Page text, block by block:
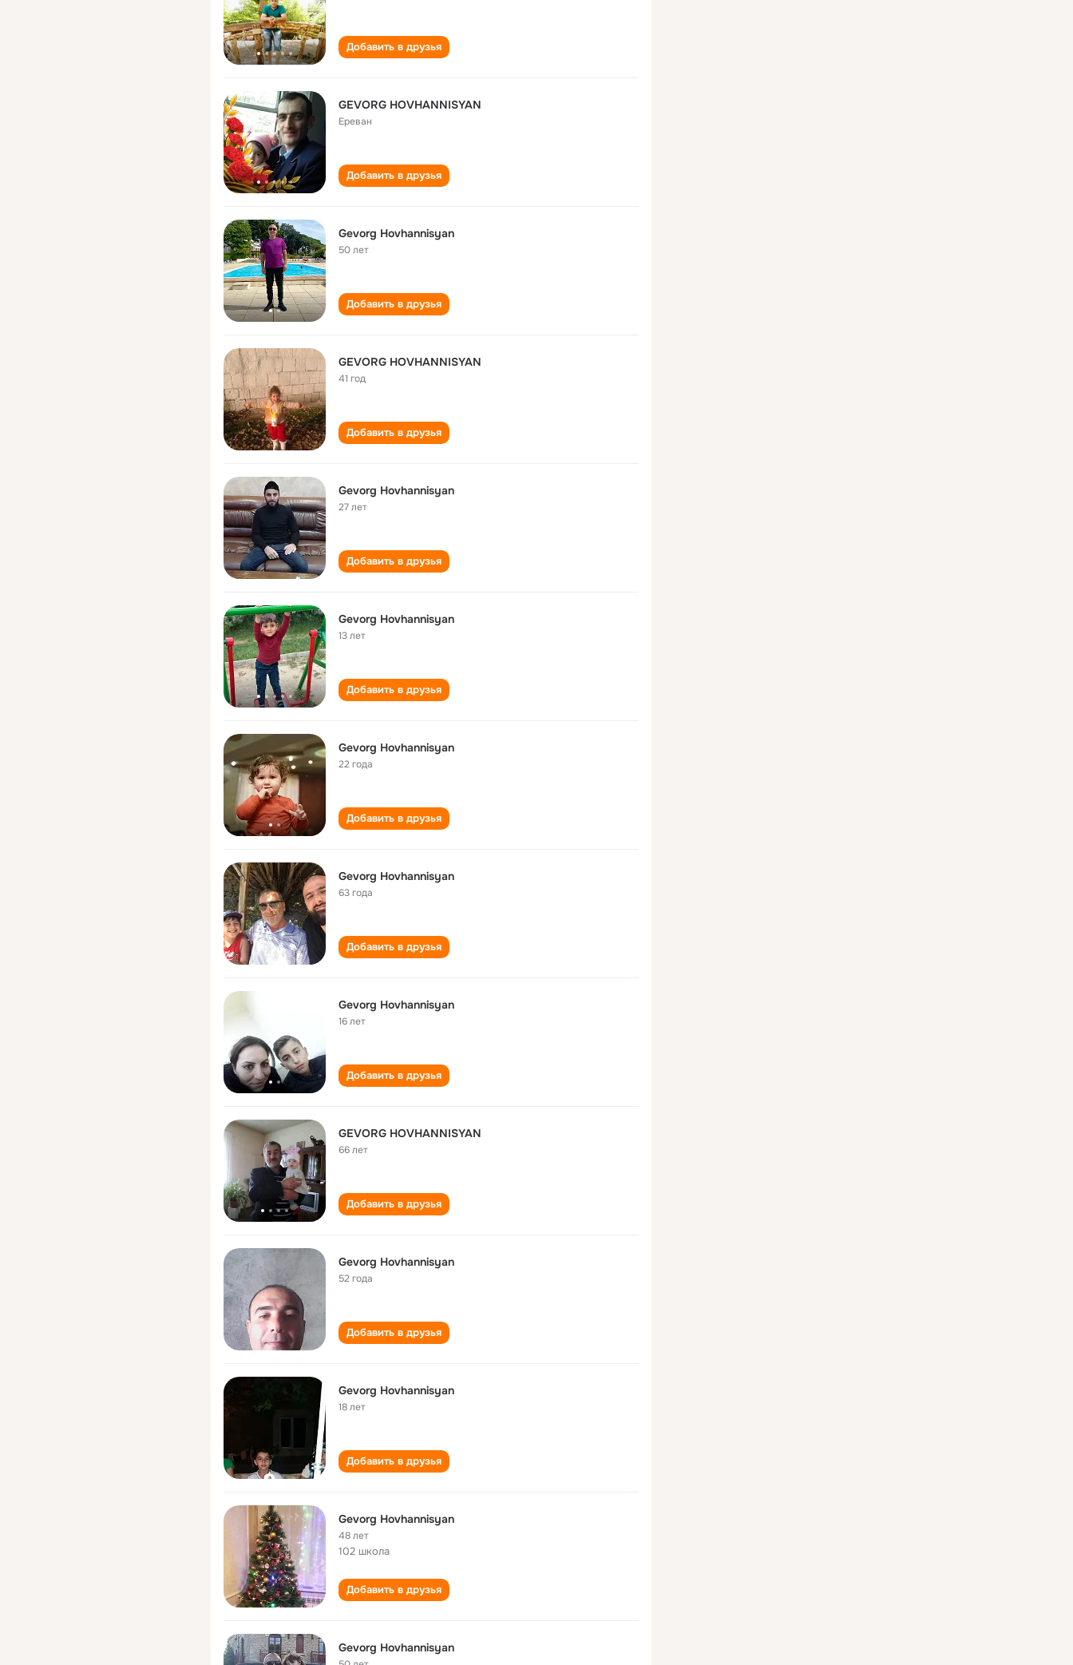
Добавить в друзья
GEVORG HOVHANNISYAN
Ереван
Добавить в друзья
Gevorg Hovhannisyan
50 лет
Добавить в друзья
GEVORG HOVHANNISYAN
41 год
Добавить в друзья
Gevorg Hovhannisyan
27 лет
Добавить в друзья
Gevorg Hovhannisyan
13 лет
Добавить в друзья
Gevorg Hovhannisyan
22 года
Добавить в друзья
Gevorg Hovhannisyan
63 года
Добавить в друзья
Gevorg Hovhannisyan
16 лет
Добавить в друзья
GEVORG HOVHANNISYAN
66 лет
Добавить в друзья
Gevorg Hovhannisyan
52 года
Добавить в друзья
Gevorg Hovhannisyan
18 лет
Добавить в друзья
Gevorg Hovhannisyan
48 лет
102 школа
Добавить в друзья
Gevorg Hovhannisyan